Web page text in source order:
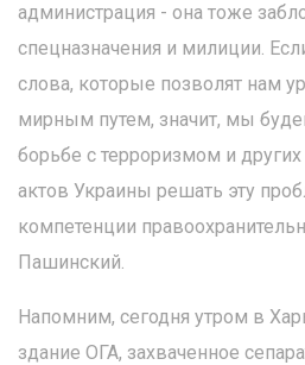
администрация - она тоже
спецназначения и милиции.
слова, которые позволят нам
мирным путем, значит, мы
борьбе с терроризмом и
актов Украины решать эту
компетенции
Пашинский.
Напомним, сегодня утром в
здание ОГА, захваченное